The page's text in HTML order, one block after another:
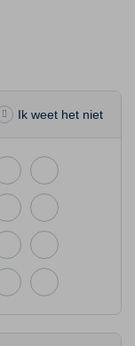
Ik weet het niet